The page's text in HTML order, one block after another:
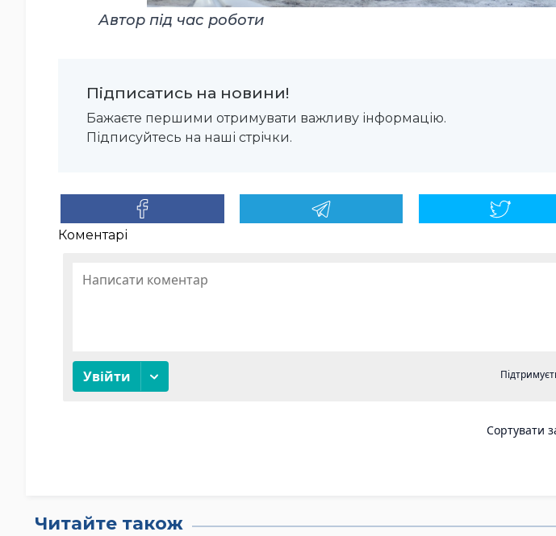
Автор під час роботи
Підписатись на новини!
Бажаєте першими отримувати важливу інформацію.
Підписуйтесь на наші стрічки.
Коментарі
Читайте також